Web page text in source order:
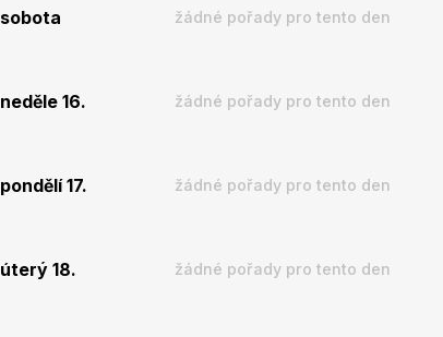
sobota žádné pořady pro tento den
neděle 16. žádné pořady pro tento den
pondělí 17. žádné pořady pro tento den
úterý 18. žádné pořady pro tento den